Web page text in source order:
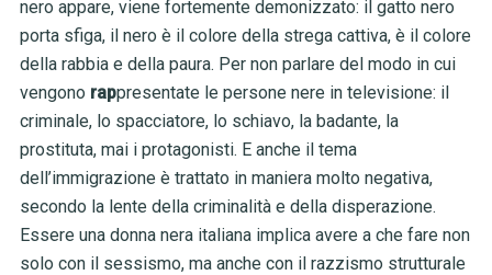
nero appare, viene fortemente demonizzato: il gatto nero
porta sfiga, il nero è il colore della strega cattiva, è il colore
della rabbia e della paura. Per non parlare del modo in cui
vengono rappresentate le persone nere in televisione: il
criminale, lo spacciatore, lo schiavo, la badante, la
prostituta, mai i protagonisti. E anche il tema
dell’immigrazione è trattato in maniera molto negativa,
secondo la lente della criminalità e della disperazione.
Essere una donna nera italiana implica avere a che fare non
solo con il sessismo, ma anche con il razzismo strutturale